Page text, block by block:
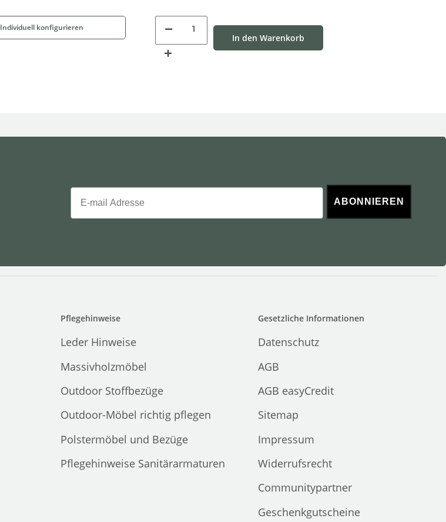
Individuell konfigurieren
In den Warenkorb
Email
ABONNIEREN
Pflegehinweise
Leder Hinweise
Massivholzmöbel
Outdoor Stoffbezüge
Outdoor-Möbel richtig pflegen
Polstermöbel und Bezüge
Pflegehinweise Sanitärarmaturen
Gesetzliche Informationen
Datenschutz
AGB
AGB easyCredit
Sitemap
Impressum
Widerrufsrecht
Communitypartner
Geschenkgutscheine